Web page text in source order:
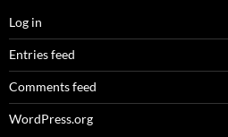
Log in
Entries feed
Comments feed
WordPress.org